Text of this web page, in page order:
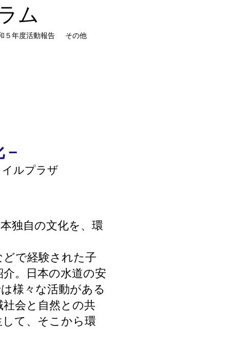
５年度活動報告 その他
ム
ルプラザ
独自の文化を、環
で経験された子
。日本の水道の安
様々な活動がある
会と自然との共
て、そこから環